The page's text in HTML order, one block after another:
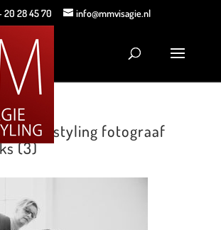
20 28 45 70 info@mmvisagie.nl
& Hairstyling fotograaf
(3)